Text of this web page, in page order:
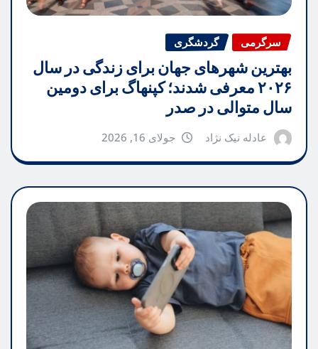
سرگرمی گردشگری
بهترین شهرهای جهان برای زندگی در سال
۲۰۲۶ معرفی شدند؛ کپنهاگ برای دومین
سال متوالی در صدر
عادله نیک نژاد جولای 16, 2026